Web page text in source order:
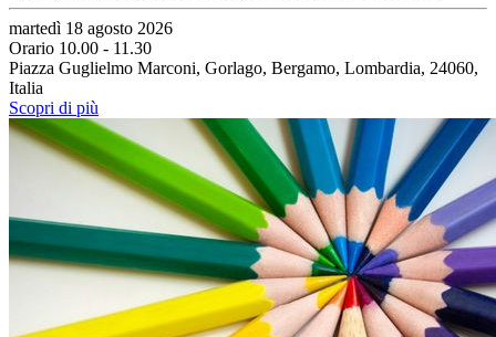
martedì 18 agosto 2026
Orario 10.00 - 11.30
Piazza Guglielmo Marconi, Gorlago, Bergamo, Lombardia, 24060,
Italia
Scopri di più